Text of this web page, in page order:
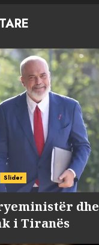
Slider
dhe
i Tiranës